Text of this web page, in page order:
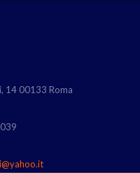
14 00133 Roma